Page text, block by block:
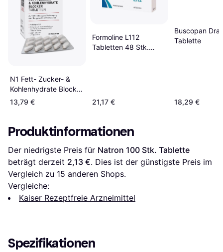
N1 Fett- Zucker- &
Kohlenhydrate Blocker
Tabletten 45 45 Stk.
Tablette
13,79 €
Formoline L112
Tabletten 48 Stk.
21,17 €
Buscopan
Tablette
18,29 €
Produktinformationen
Der niedrigste Preis für Natron 100 Stk. Tablette
beträgt derzeit 2,13 €. Dies ist der günstigste Preis im
Vergleich zu 15 anderen Shops.
Vergleiche:
Kaiser Rezeptfreie Arzneimittel
Spezifikationen